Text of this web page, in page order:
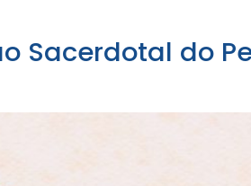
Sacerdotal do